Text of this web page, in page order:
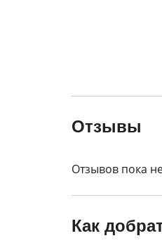
Отзывы
Отзывов пока
Как